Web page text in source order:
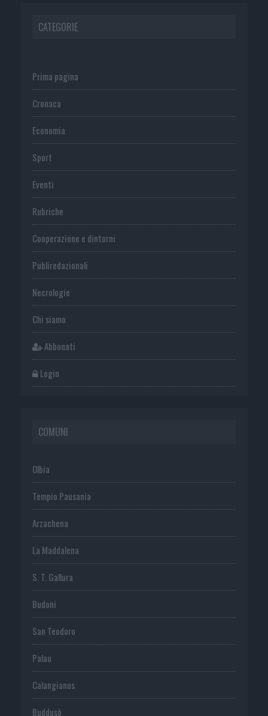
CATEGORIE
Prima pagina
Cronaca
Economia
Sport
Eventi
Rubriche
Cooperazione e dintorni
Publiredazionali
Necrologie
Chi siamo
Abbonati
Login
COMUNI
Olbia
Tempio Pausania
Arzachena
La Maddalena
S. T. Gallura
Budoni
San Teodoro
Palau
Calangianus
Buddusò